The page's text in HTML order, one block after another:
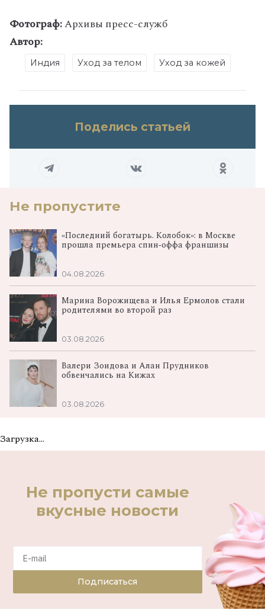
Фотограф:Архивы пресс-служб
Автор:
Индия Уход за телом Уход за кожей
Поделись статьей
Не пропустите
«Последний богатырь. Колобок»: в Москве
прошла премьера спин‑оффа франшизы
04.08.2026
Марина Ворожищева и Илья Ермолов стали
родителями во второй раз
03.08.2026
Валери Зоидова и Алан Прудников
обвенчались на Кижах
03.08.2026
Загрузка...
Не пропусти самые
вкусные новости
Подписаться